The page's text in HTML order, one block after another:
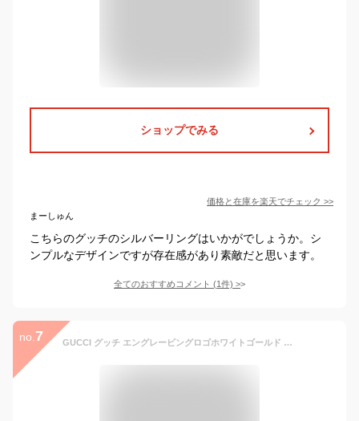
ショップでみる
価格と在庫を楽天でチェック >>
まーしゅん
こちらのグッチのシルバーリングはいかがでしょうか。シ
ンプルなデザインですが存在感があり素敵だと思います。
全てのおすすめコメント (1件) >
no. 7 GUCCI グッチ エングレービングロゴホワイトゴールド イエローゴールドメンズ レディース 男女兼用 カットオフフェイス スタッズリング ロゴ刻印 キメる指輪 ペアリングとしてオススメK18 RING 9000WGJ85008000YG♯0821